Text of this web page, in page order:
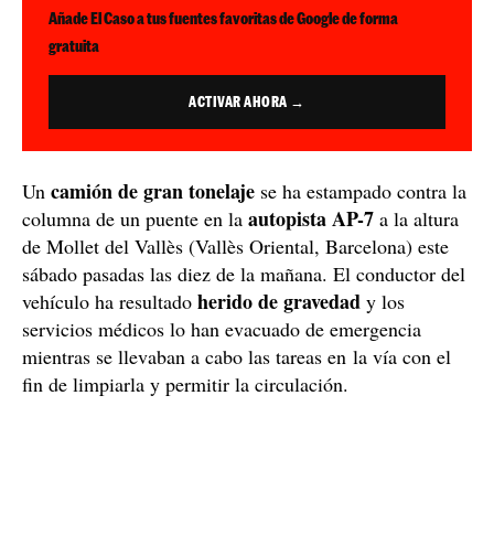
Añade El Caso a tus fuentes favoritas de Google de forma
gratuita
ACTIVAR AHORA →
Un camión de gran tonelaje se ha estampado contra la
columna de un puente en la autopista AP-7 a la altura
de Mollet del Vallès (Vallès Oriental, Barcelona) este
sábado pasadas las diez de la mañana. El conductor del
vehículo ha resultado herido de gravedad y los
servicios médicos lo han evacuado de emergencia
mientras se llevaban a cabo las tareas en la vía con el
fin de limpiarla y permitir la circulación.